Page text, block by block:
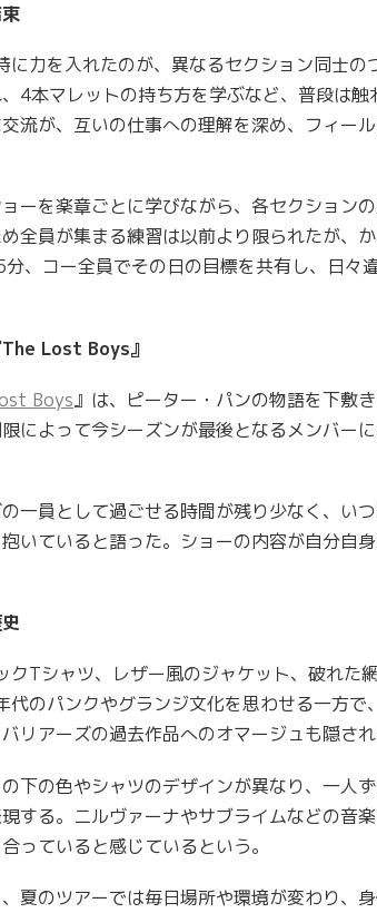
力を入れたのが、異なるセクション同士の
4本マレットの持ち方を学ぶなど、普段は
流が、互いの仕事への理解を深め、フィー
ーを楽章ごとに学びながら、各セクション
全員が集まる練習は以前より限られたが、
、コー全員でその日の目標を共有し、日々
Lost Boys』
Boys』は、ピーター・パンの物語を下敷
によって今シーズンが最後となるメンバー
一員として過ごせる時間が残り少なく、い
いていると語った。ショーの内容が自分自
Tシャツ、レザー風のジャケット、破れた
代のパンクやグランジ文化を思わせる一方
リアーズの過去作品へのオマージュも隠され
下の色やシャツのデザインが異なり、一人
する。ニルヴァーナやサブライムなどの音
っていると感じているという。
夏のツアーでは毎日場所や環境が変わり、